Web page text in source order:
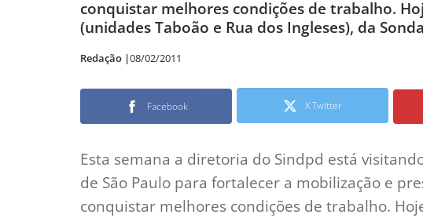
conquistar melhores condições de trabalho.
(unidades Taboão e Rua dos Ingleses), da
Redação |08/02/2011
Facebook X Twitter
Esta semana a diretoria do Sindpd está
de São Paulo para fortalecer a mobilização e
conquistar melhores condições de trabalho.